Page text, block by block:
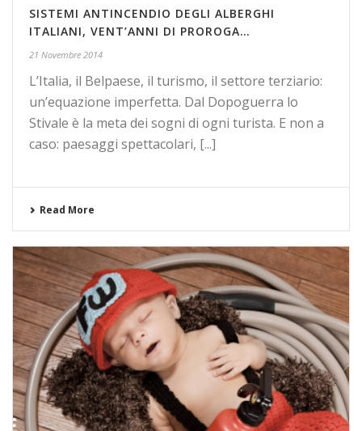
SISTEMI ANTINCENDIO DEGLI ALBERGHI
ITALIANI, VENT’ANNI DI PROROGA…
21 Novembre 2014
L’Italia, il Belpaese, il turismo, il settore terziario:
un’equazione imperfetta. Dal Dopoguerra lo
Stivale è la meta dei sogni di ogni turista. E non a
caso: paesaggi spettacolari, [...]
Read More